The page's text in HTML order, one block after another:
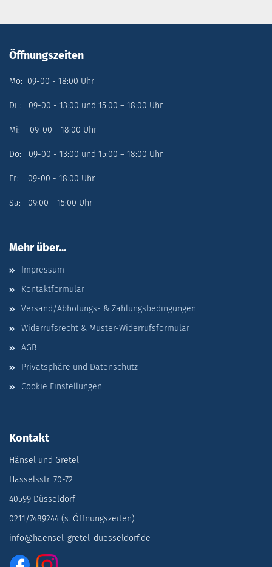
Öffnungszeiten
Mo: 09-00 - 18:00 Uhr
Di : 09-00 - 13:00 und 15:00 – 18:00 Uhr
Mi: 09-00 - 18:00 Uhr
Do: 09-00 - 13:00 und 15:00 – 18:00 Uhr
Fr: 09-00 - 18:00 Uhr
Sa: 09:00 - 15:00 Uhr
Mehr über...
Impressum
Kontaktformular
Versand/Abholungs- & Zahlungsbedingungen
Widerrufsrecht & Muster-Widerrufsformular
AGB
Privatsphäre und Datenschutz
Cookie Einstellungen
Kontakt
Hänsel und Gretel
Hasselsstr. 70-72
40599 Düsseldorf
0211/7489244 (s. Öffnungszeiten)
info@haensel-gretel-duesseldorf.de